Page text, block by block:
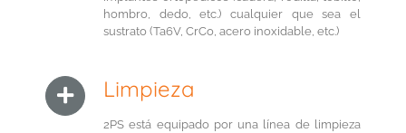
hombro, dedo, etc.) cualquier que sea el
sustrato (Ta6V, CrCo, acero inoxidable, etc.)
Limpieza
2PS está equipado por una línea de limpieza